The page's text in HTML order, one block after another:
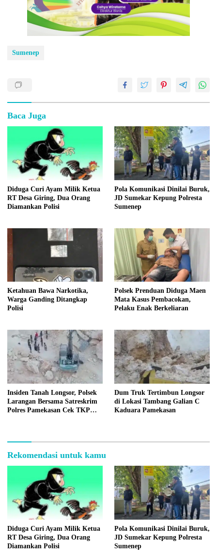
Sumenep
Baca Juga
Diduga Curi Ayam Milik Ketua
RT Desa Giring, Dua Orang
Diamankan Polisi
Pola Komunikasi Dinilai Buruk,
JD Sumekar Kepung Polresta
Sumenep
Ketahuan Bawa Narkotika,
Warga Ganding Ditangkap
Polisi
Polsek Prenduan Diduga Maen
Mata Kasus Pembacokan,
Pelaku Enak Berkeliaran
Insiden Tanah Longsor, Polsek
Larangan Bersama Satreskrim
Polres Pamekasan Cek TKP
Dum Truk Tertimbun Longsor
di Lokasi Tambang Galian C
Kaduara Pamekasan
Rekomendasi untuk kamu
Diduga Curi Ayam Milik Ketua
RT Desa Giring, Dua Orang
Diamankan Polisi
Pola Komunikasi Dinilai Buruk,
JD Sumekar Kepung Polresta
Sumenep